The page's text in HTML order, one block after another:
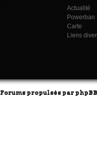
Actualité
Powerban
Carte
Liens
Forums propulsés par phpBB